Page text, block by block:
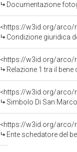
Documentazione
<https://w3id.org/arco/
Condizione giuridica
<https://w3id.org/arco/
Relazione 1 tra il
<https://w3id.org/arco/
Simbolo Di San
<https://w3id.org/arco/
Ente schedatore del